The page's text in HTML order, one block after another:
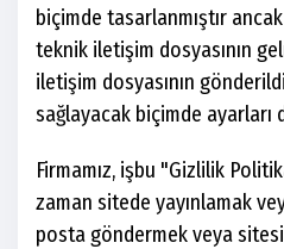
biçimde tasarlanmıştır
teknik iletişim dosyasının
iletişim dosyasının
sağlayacak biçimde ayarları
Firmamız, işbu "Gizlilik
zaman sitede yayınlamak
posta göndermek veya